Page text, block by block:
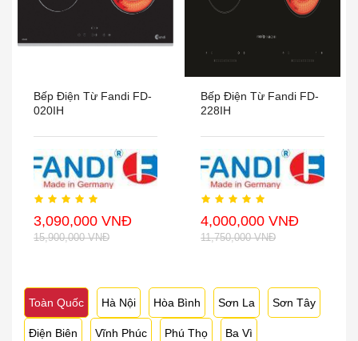
Bếp Điện Từ Fandi FD-
020IH
3,090,000 VNĐ
15,900,000 VNĐ
Bếp Điện Từ Fandi FD-
228IH
4,000,000 VNĐ
11,750,000 VNĐ
Toàn Quốc Hà Nội Hòa Bình Sơn La Sơn Tây
Điện Biên Vĩnh Phúc Phú Thọ Ba Vì